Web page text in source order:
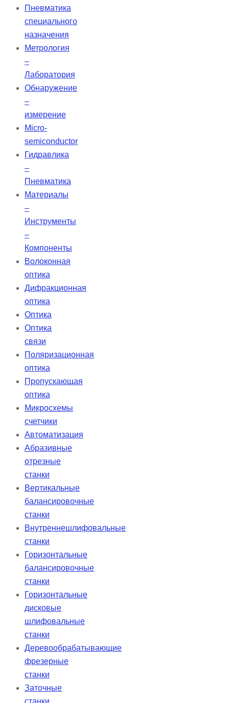
Пневматика
специального
назначения
Метрология
–
Лаборатория
Обнаружение
–
измерение
Micro-
semiconductor
Гидравлика
–
Пневматика
Материалы
–
Инструменты
–
Компоненты
Волоконная
оптика
Дифракционная
оптика
Оптика
Оптика
связи
Поляризационная
оптика
Пропускающая
оптика
Микросхемы
счетчики
Автоматизация
Абразивные
отрезные
станки
Вертикальные
балансировочные
станки
Внутреннешлифовальные
станки
Горизонтальные
балансировочные
станки
Горизонтальные
дисковые
шлифовальные
станки
Деревообрабатывающие
фрезерные
станки
Заточные